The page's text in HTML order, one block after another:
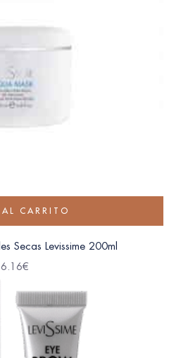
CARRITO
Secas Levissime 200ml
€